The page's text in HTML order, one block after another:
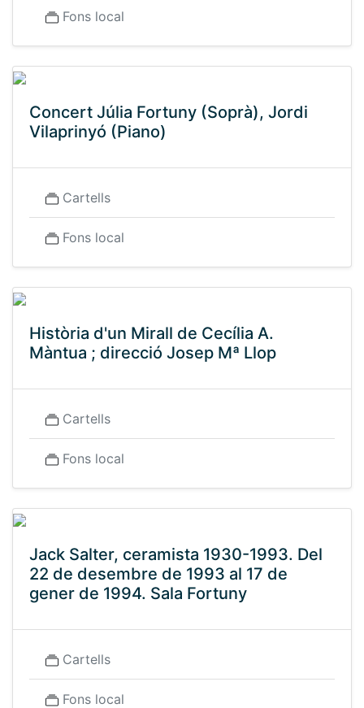
Fons local
Concert Júlia Fortuny (Soprà), Jordi
Vilaprinyó (Piano)
Cartells
Fons local
Història d'un Mirall de Cecília A.
Màntua ; direcció Josep Mª Llop
Cartells
Fons local
Jack Salter, ceramista 1930-1993. Del
22 de desembre de 1993 al 17 de
gener de 1994. Sala Fortuny
Cartells
Fons local